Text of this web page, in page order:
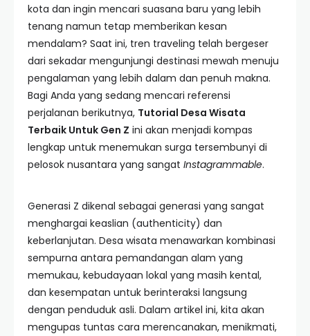
kota dan ingin mencari suasana baru yang lebih
tenang namun tetap memberikan kesan
mendalam? Saat ini, tren traveling telah bergeser
dari sekadar mengunjungi destinasi mewah menuju
pengalaman yang lebih dalam dan penuh makna.
Bagi Anda yang sedang mencari referensi
perjalanan berikutnya, Tutorial Desa Wisata
Terbaik Untuk Gen Z ini akan menjadi kompas
lengkap untuk menemukan surga tersembunyi di
pelosok nusantara yang sangat Instagrammable.
Generasi Z dikenal sebagai generasi yang sangat
menghargai keaslian (authenticity) dan
keberlanjutan. Desa wisata menawarkan kombinasi
sempurna antara pemandangan alam yang
memukau, kebudayaan lokal yang masih kental,
dan kesempatan untuk berinteraksi langsung
dengan penduduk asli. Dalam artikel ini, kita akan
mengupas tuntas cara merencanakan, menikmati,